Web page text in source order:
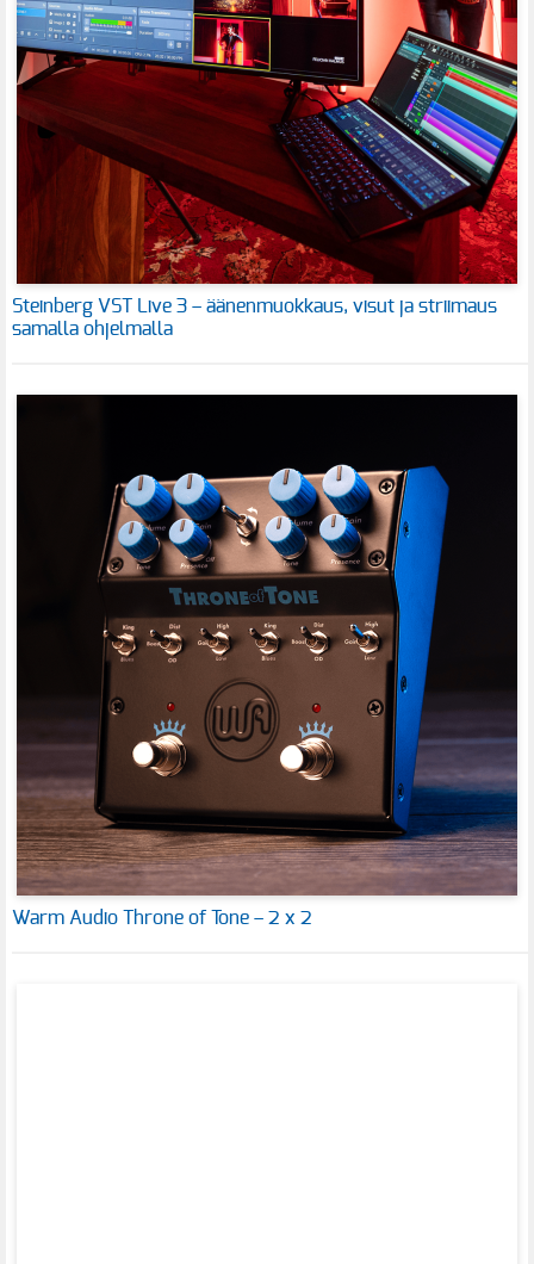
Steinberg VST Live 3 – äänenmuokkaus, visut ja striimaus
samalla ohjelmalla
Warm Audio Throne of Tone – 2 x 2